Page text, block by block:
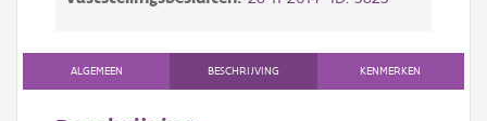
ALGEMEEN BESCHRIJVING KENMERKEN